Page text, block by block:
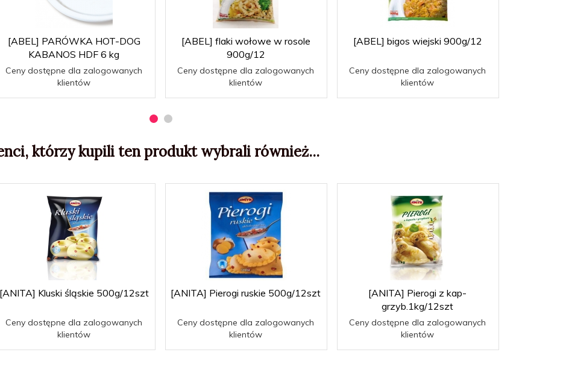
[ABEL] PARÓWKA HOT-DOG
KABANOS HDF 6 kg
Ceny dostępne dla zalogowanych
klientów
[ABEL] flaki wołowe w rosole
900g/12
Ceny dostępne dla zalogowanych
klientów
[ABEL] bigos wiejski 900g/12
Ceny dostępne dla zalogowanych
klientów
którzy kupili ten produkt wybrali również...
[ANITA] Kluski śląskie 500g/12szt
Ceny dostępne dla zalogowanych
klientów
[ANITA] Pierogi ruskie 500g/12szt
Ceny dostępne dla zalogowanych
klientów
[ANITA] Pierogi z kap-
grzyb.1kg/12szt
Ceny dostępne dla zalogowanych
klientów